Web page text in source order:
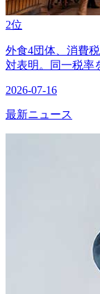
2位
外食4団体、消費
対表明。同一税率
2026-07-16
最新ニュース